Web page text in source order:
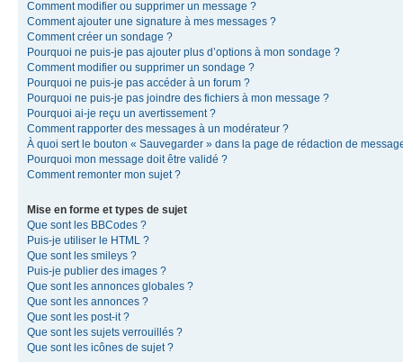
Comment modifier ou supprimer un message ?
Comment ajouter une signature à mes messages ?
Comment créer un sondage ?
Pourquoi ne puis-je pas ajouter plus d’options à mon sondage ?
Comment modifier ou supprimer un sondage ?
Pourquoi ne puis-je pas accéder à un forum ?
Pourquoi ne puis-je pas joindre des fichiers à mon message ?
Pourquoi ai-je reçu un avertissement ?
Comment rapporter des messages à un modérateur ?
À quoi sert le bouton « Sauvegarder » dans la page de rédaction de
Pourquoi mon message doit être validé ?
Comment remonter mon sujet ?
Mise en forme et types de sujet
Que sont les BBCodes ?
Puis-je utiliser le HTML ?
Que sont les smileys ?
Puis-je publier des images ?
Que sont les annonces globales ?
Que sont les annonces ?
Que sont les post-it ?
Que sont les sujets verrouillés ?
Que sont les icônes de sujet ?